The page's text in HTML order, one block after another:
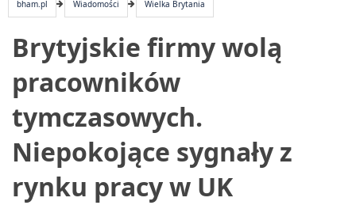
bham.pl Wiadomości Wielka Brytania
Brytyjskie firmy wolą
pracowników
tymczasowych.
Niepokojące sygnały z
rynku pracy w UK